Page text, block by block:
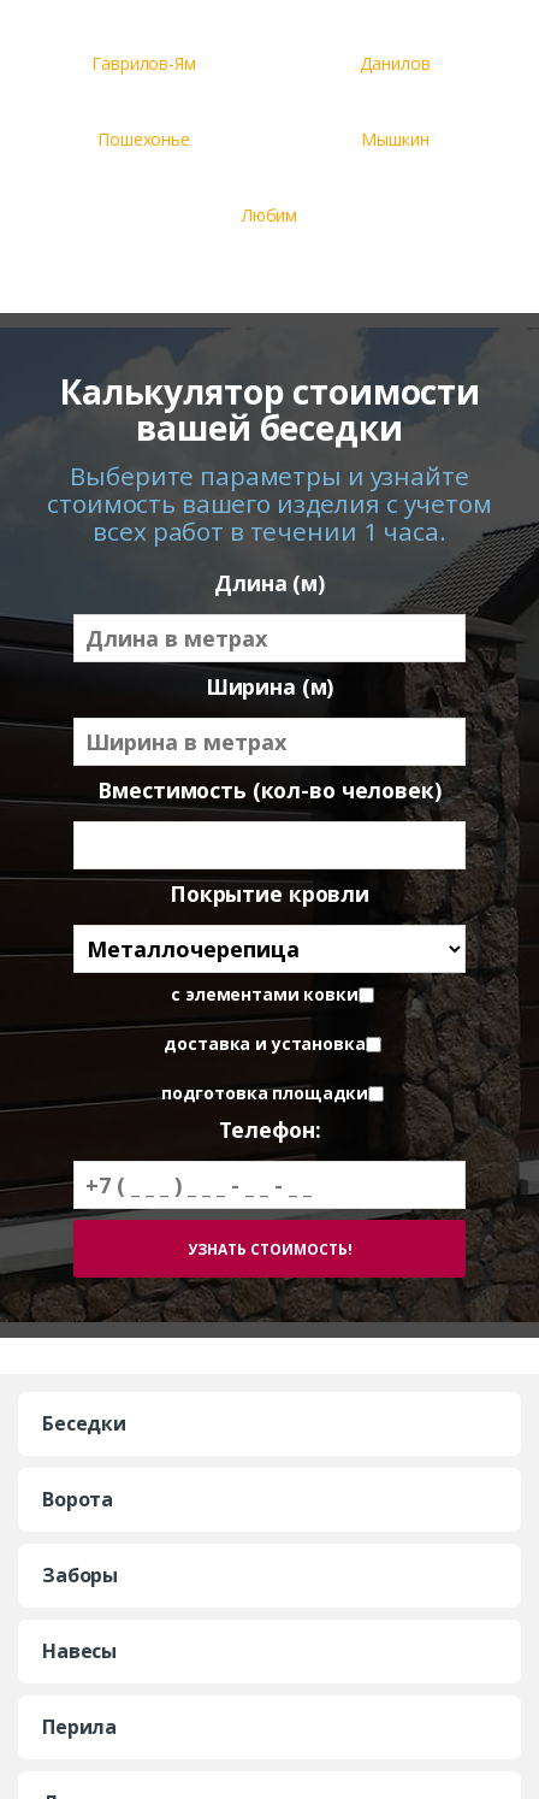
Гаврилов-Ям Данилов
Пошехонье Мышкин
Любим
Калькулятор стоимости
вашей беседки
Выберите параметры и узнайте
стоимость вашего изделия с учетом
всех работ в течении 1 часа.
Длина (м)
Ширина (м)
Вместимость (кол-во человек)
Покрытие кровли
с элементами ковки
доставка и установка
подготовка площадки
Телефон:
Беседки
Ворота
Заборы
Навесы
Перила